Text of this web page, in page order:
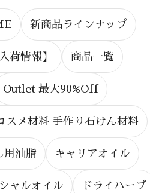
新商品ラインナップ
入荷情報】 商品一覧
Outlet 最大90%Off
スメ材料 手作り石けん材料
用油脂 キャリアオイル
ャルオイル ドライハーブ